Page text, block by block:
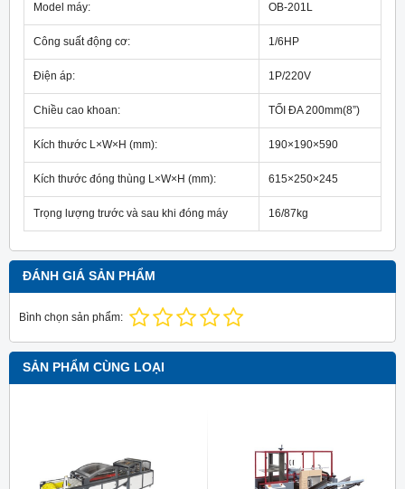
Model máy: OB-201L
Công suất động cơ: 1/6HP
Điện áp: 1P/220V
Chiều cao khoan: TỐI ĐA 200mm(8”)
Kích thước L×W×H (mm): 190×190×590
Kích thước đóng thùng L×W×H (mm): 615×250×245
Trọng lượng trước và sau khi đóng máy 16/87kg
ĐÁNH GIÁ SẢN PHẨM
Bình chọn sản phẩm:
SẢN PHẨM CÙNG LOẠI